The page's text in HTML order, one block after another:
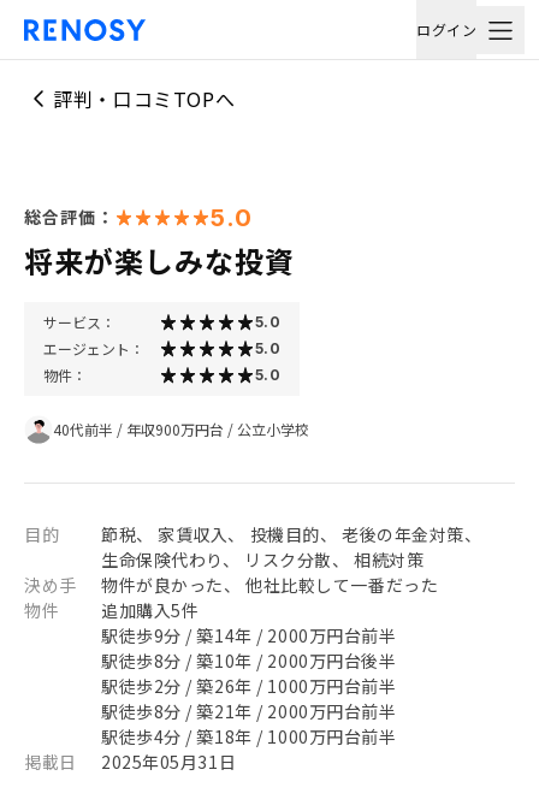
ログイン
評判・口コミTOPへ
総合評価： 5.0
将来が楽しみな投資
サービス： 5.0
エージェント： 5.0
物件： 5.0
40代前半 / 年収900万円台 /公立小学校
目的
節税、 家賃収入、 投機目的、 老後の年金対策、
生命保険代わり、 リスク分散、 相続対策
決め手
物件が良かった、 他社比較して一番だった
物件
追加購入5件
駅徒歩9分 / 築14年 / 2000万円台前半
駅徒歩8分 / 築10年 / 2000万円台後半
駅徒歩2分 / 築26年 / 1000万円台前半
駅徒歩8分 / 築21年 / 2000万円台前半
駅徒歩4分 / 築18年 / 1000万円台前半
掲載日
2025年05月31日